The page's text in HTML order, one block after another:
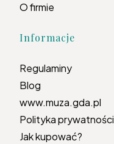
O firmie
Informacje
Regulaminy
Blog
www.muza.gda.pl
Polityka prywatności
Jak kupować?